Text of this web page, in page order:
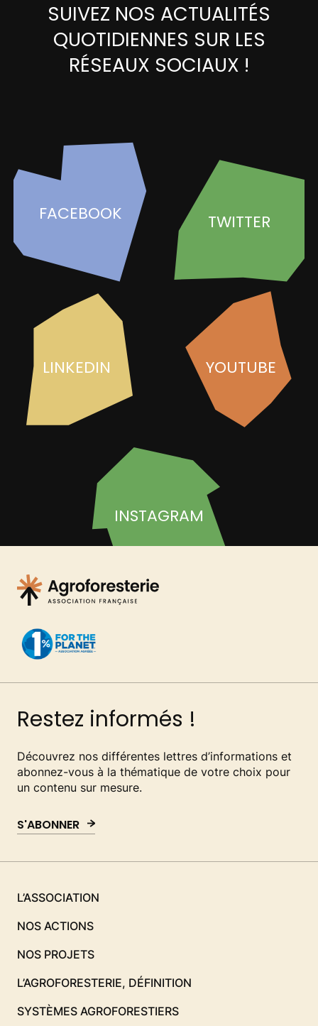
SUIVEZ NOS ACTUALITÉS
QUOTIDIENNES SUR LES
RÉSEAUX SOCIAUX !
FACEBOOK TWITTER
LINKEDIN YOUTUBE
INSTAGRAM
Restez informés !
Découvrez nos différentes lettres d’informations et
abonnez-vous à la thématique de votre choix pour
un contenu sur mesure.
S'ABONNER
L’ASSOCIATION
NOS ACTIONS
NOS PROJETS
L’AGROFORESTERIE, DÉFINITION
SYSTÈMES AGROFORESTIERS